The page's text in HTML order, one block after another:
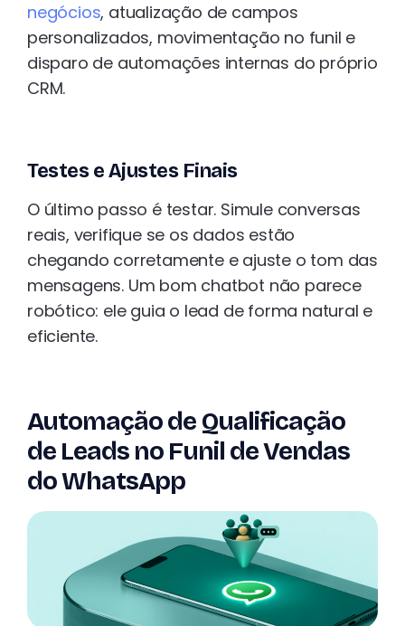
negócios, atualização de campos
personalizados, movimentação no funil e
disparo de automações internas do próprio
CRM.
Testes e Ajustes Finais
O último passo é testar. Simule conversas
reais, verifique se os dados estão
chegando corretamente e ajuste o tom das
mensagens. Um bom chatbot não parece
robótico: ele guia o lead de forma natural e
eficiente.
Automação de Qualificação
de Leads no Funil de Vendas
do WhatsApp